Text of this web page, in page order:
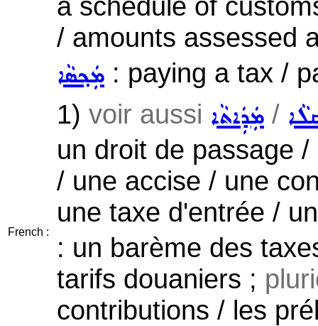
/ amounts assessed
ܡܲܟ݂ܣܵܐ : paying a tax /
French :
1) voir aussi ܡܲܕܲܐܬܵܐ /
un droit de passage
/ une accise / une
une taxe d'entrée /
: un barème des
tarifs douaniers ;
contributions / les